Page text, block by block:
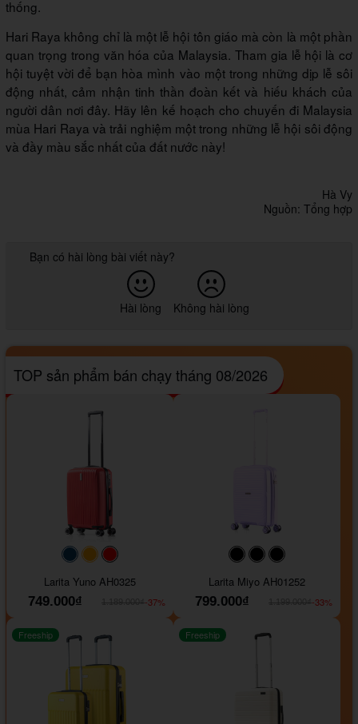
thống.
Hari Raya không chỉ là một lễ hội tôn giáo mà còn là một phần
quan trọng trong văn hóa của Malaysia. Tham gia lễ hội là cơ
hội tuyệt vời để bạn hòa mình vào một trong những dịp lễ sôi
động nhất, cảm nhận tinh thần đoàn kết và hiếu khách của
người dân nơi đây. Hãy lên kế hoạch cho chuyến đi Malaysia
mùa Hari Raya và trải nghiệm một trong những lễ hội sôi động
và đầy màu sắc nhất của đất nước này!
Hà Vy
Nguồn: Tổng hợp
Bạn có hài lòng bài viết này?
Hài lòng Không hài lòng
TOP sản phẩm bán chạy tháng 08/2026
#093f69#ffa500
Larita Yuno AH0325
749.000₫
-37%
#000000#000000
Larita Miyo AH01252
799.000₫
-33%
Freeship Freeship